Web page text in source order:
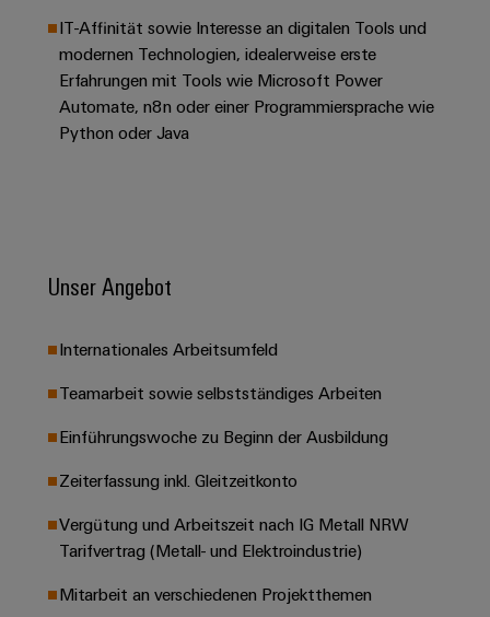
Schienenfahrzeuge
Moderne
und
digitale
Lösungen
Schiffbau
für
maritime
&
Abwasseraufbereitung
Lösungen
für
die
Wasser-
&
Leiterplattenklemmen
PCB
Connector
Manufacturer
(OEM)
AI
Remote
Access
&
Platform
Werkstatt
&
Zubehör
Werkzeuge
Automaten
Software
Karriere auf
dem Kindel
Unser
Distribution
IT-Affinität sowie Interesse an digitalen Tools und
modernen Technologien, idealerweise erste
Erfahrungen​ mit Tools wie Microsoft Power
Automate, n8n oder einer Programmiersprache wie
Python oder Java​
Unser Angebot
Internationales Arbeitsumfeld​
Teamarbeit sowie selbstständiges Arbeiten​
Einführungswoche zu Beginn der Ausbildung​
Zeiterfassung inkl. Gleitzeitkonto​
Vergütung und Arbeitszeit nach IG Metall NRW
Tarifvertrag (Metall- und Elektroindustrie)​
Mitarbeit an verschiedenen Projektthemen​